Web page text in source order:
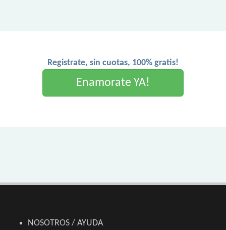
Registrate, sin cuotas, 100% gratis!
Enamorate YA!
NOSOTROS / AYUDA